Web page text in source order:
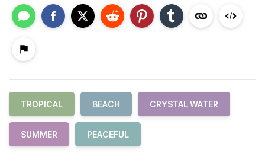
TROPICAL BEACH CRYSTAL WATER
SUMMER PEACEFUL